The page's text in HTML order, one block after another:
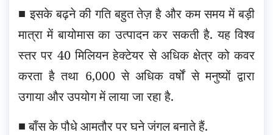
■ इसके बढ़ने की गति बहुत तेज़ है और कम समय में बड़ी
मात्रा में बायोमास का उत्पादन कर सकती है. यह विश्व
स्तर पर 40 मिलियन हेक्टेयर से अधिक क्षेत्र को कवर
करता है तथा 6,000 से अधिक वर्षों से मनुष्यों द्वारा
उगाया और उपयोग में लाया जा रहा है.
■ बाँस के पौधे आमतौर पर घने जंगल बनाते हैं.